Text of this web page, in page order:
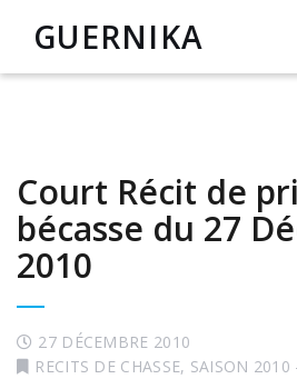
GUERNIKA
Court Récit de
bécasse du 27
2010
27 DÉCEMBRE 2010
RECITS DE CHASSE, SAISON 2010